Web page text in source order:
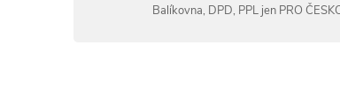
Balíkovna, DPD, PPL jen PRO